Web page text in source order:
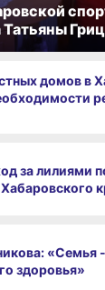
Татьяны
домов в
за лилиями
«Семья -
здоровья»